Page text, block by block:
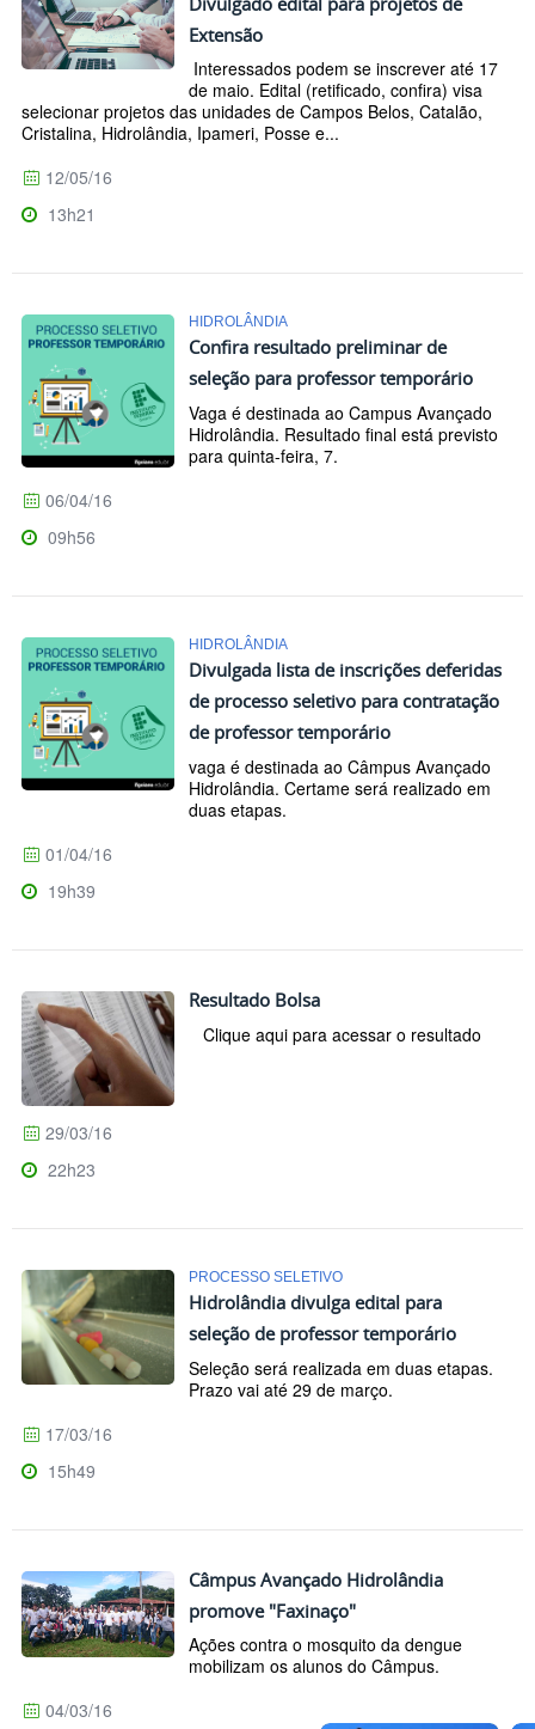
Extensão
Interessados podem se inscrever até 17
de maio. Edital (retificado, confira) visa
selecionar projetos das unidades de Campos Belos, Catalão,
Cristalina, Hidrolândia, Ipameri, Posse e...
12/05/16
13h21
HIDROLÂNDIA
Confira resultado preliminar de
seleção para professor temporário
Vaga é destinada ao Campus Avançado
Hidrolândia. Resultado final está previsto
para quinta-feira, 7.
06/04/16
09h56
HIDROLÂNDIA
Divulgada lista de inscrições deferidas
de processo seletivo para contratação
de professor temporário
vaga é destinada ao Câmpus Avançado
Hidrolândia. Certame será realizado em
duas etapas.
01/04/16
19h39
Resultado Bolsa
Clique aqui para acessar o resultado
29/03/16
22h23
PROCESSO SELETIVO
Hidrolândia divulga edital para
seleção de professor temporário
Seleção será realizada em duas etapas.
Prazo vai até 29 de março.
17/03/16
15h49
Câmpus Avançado Hidrolândia
promove "Faxinaço"
Ações contra o mosquito da dengue
mobilizam os alunos do Câmpus.
04/03/16